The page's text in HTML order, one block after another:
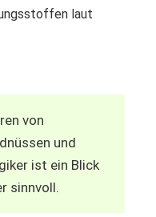
laut
von
und
ist ein Blick
sinnvoll.